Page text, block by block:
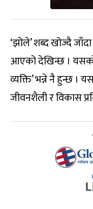
‘झोले’ शब्द खोज्दै
आएको देखिन्छ ।
व्यक्ति’ भन्ने नै हुन्छ ।
जीवनशैली र विकास